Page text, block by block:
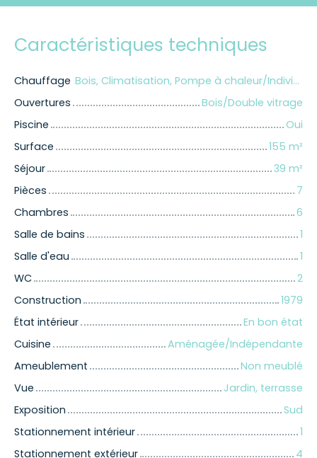
Caractéristiques techniques
Chauffage
Bois, Climatisation, Pompe à chaleur/Individuel
Ouvertures
Bois/Double vitrage
Piscine
Oui
Surface
155 m²
Séjour
39 m²
Pièces
7
Chambres
6
Salle de bains
1
Salle d'eau
1
WC
2
Construction
1979
État intérieur
En bon état
Cuisine
Aménagée/Indépendante
Ameublement
Non meublé
Vue
Jardin, terrasse
Exposition
Sud
Stationnement intérieur
1
Stationnement extérieur
4